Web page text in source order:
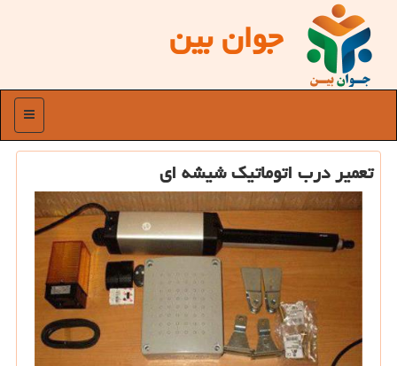
جوان بین
منو
تعمیر درب اتوماتیك شیشه ای